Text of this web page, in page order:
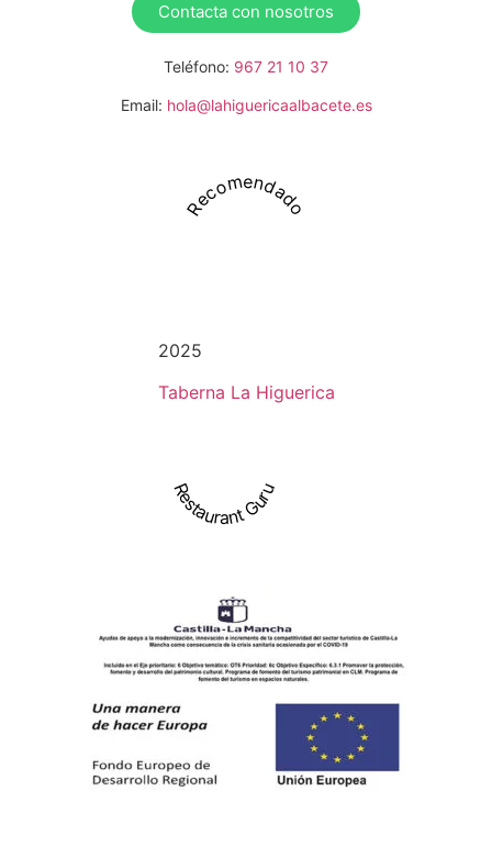
Contacta con nosotros
Teléfono: 967 21 10 37
Email: hola@lahiguericaalbacete.es
Recomendado
2025
Taberna La Higuerica
Restaurant Guru